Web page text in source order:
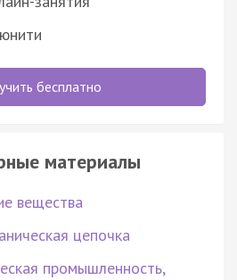
бесплатно
материалы
вещества
цепочка
промышленность,